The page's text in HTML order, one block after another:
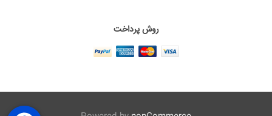
روش پرداخت